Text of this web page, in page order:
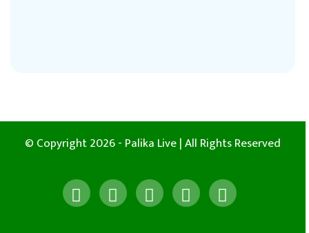
© Copyright 2026 - Palika Live | All Rights Reserved